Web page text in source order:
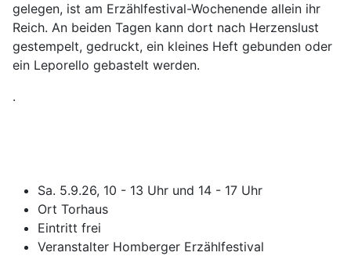
gelegen, ist am Erzählfestival-Wochenende allein ihr
Reich. An beiden Tagen kann dort nach Herzenslust
gestempelt, gedruckt, ein kleines Heft gebunden oder
ein Leporello gebastelt werden.
.
Sa. 5.9.26, 10 - 13 Uhr und 14 - 17 Uhr
Ort Torhaus
Eintritt frei
Veranstalter Homberger Erzählfestival